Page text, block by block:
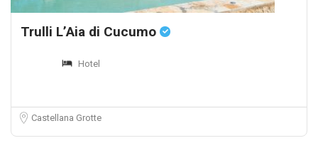
Trulli L’Aia di Cucumo
Hotel
Castellana Grotte